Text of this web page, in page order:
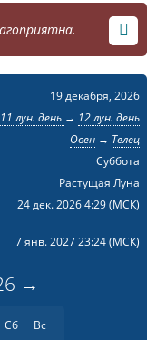
19 декабря, 2026
11 лун. день → 12 лун. день
Овен→ Телец
Суббота
Растущая Луна
24 дек. 2026 4:29(МСК)
7 янв. 2027 23:24(МСК)
→
Сб Вс